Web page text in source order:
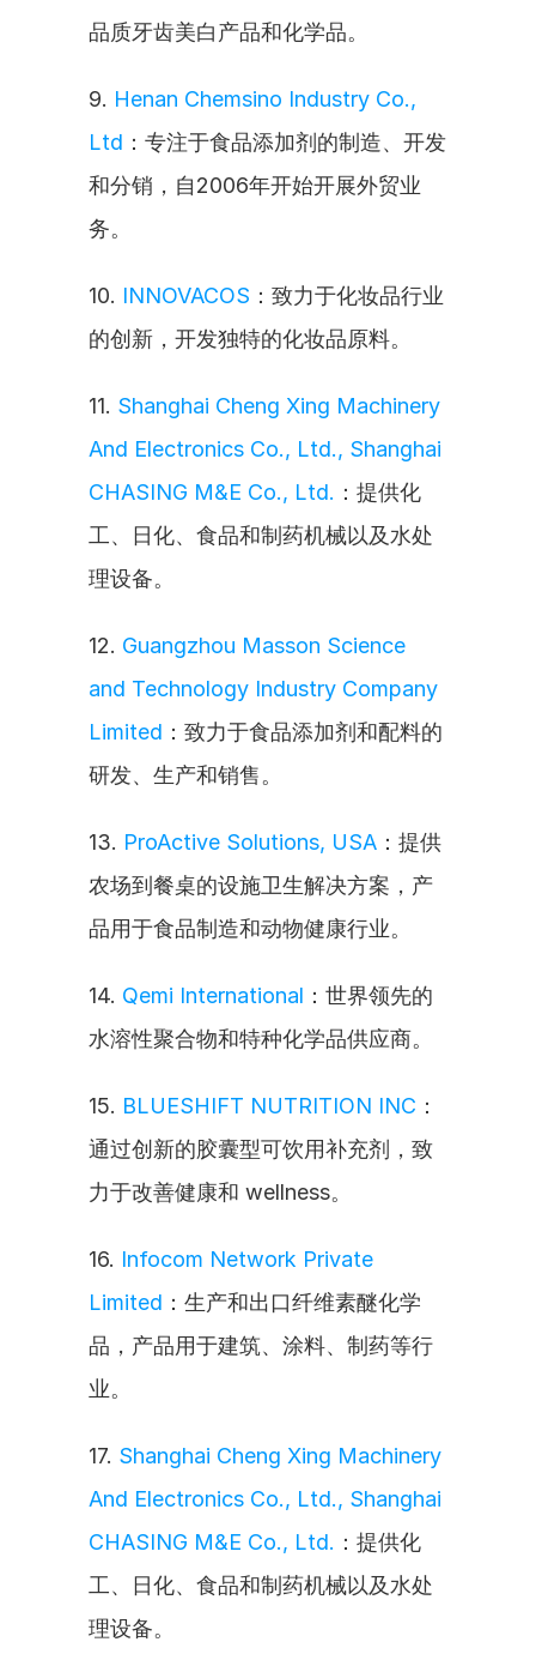
品质牙齿美白产品和化学品。
9. Henan Chemsino Industry Co.,
Ltd ：专注于食品添加剂的制造、开发
和分销，自2006年开始开展外贸业
务。
10. INNOVACOS ：致力于化妆品行业
的创新，开发独特的化妆品原料。
11. Shanghai Cheng Xing Machinery
And Electronics Co., Ltd., Shanghai
CHASING M&E Co., Ltd. ：提供化
工、日化、食品和制药机械以及水处
理设备。
12. Guangzhou Masson Science
and Technology Industry Company
Limited ：致力于食品添加剂和配料的
研发、生产和销售。
13. ProActive Solutions, USA ：提供
农场到餐桌的设施卫生解决方案，产
品用于食品制造和动物健康行业。
14. Qemi International ：世界领先的
水溶性聚合物和特种化学品供应商。
15. BLUESHIFT NUTRITION INC ：
通过创新的胶囊型可饮用补充剂，致
力于改善健康和 wellness。
16. Infocom Network Private
Limited ：生产和出口纤维素醚化学
品，产品用于建筑、涂料、制药等行
业。
17. Shanghai Cheng Xing Machinery
And Electronics Co., Ltd., Shanghai
CHASING M&E Co., Ltd. ：提供化
工、日化、食品和制药机械以及水处
理设备。